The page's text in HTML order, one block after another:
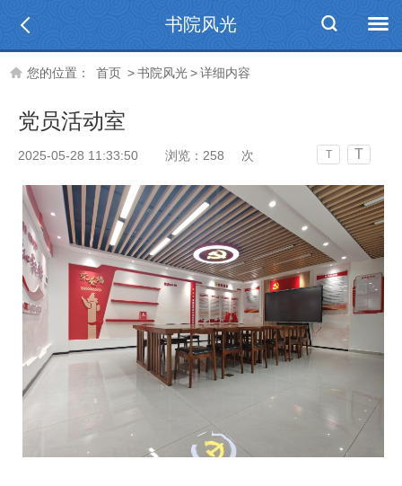
书院风光
您的位置： 首页 >书院风光>详细内容
党员活动室
2025-05-28 11:33:50 浏览： 258 次 T T